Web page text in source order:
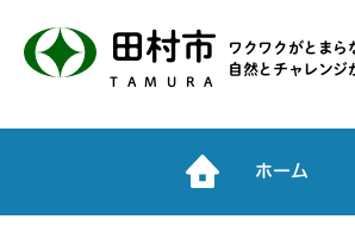
田村市
TAMURA
ワクワクがとまら
自然とチャレンジ
ホーム